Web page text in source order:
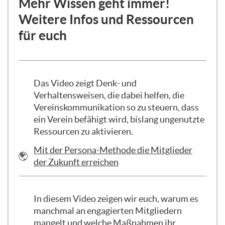
auf die sechs Typen auffällt, ist, dass
keiner dieser Typen eine Mehrheit in
unserer Gesellschaft hat. Keiner dieser
Typen hat einen Anteil von über 50%. Das
wichtig, dass wir auch mit Menschen
zusammenarbeiten und vor allem auch
mit Menschen zusammenkommen, die
anders sind als wir, die einen etwas
anderen Blick auf die Dinge haben und die
einer bestimmten anderen Perspektive
betrachten.
diese sechs gesellschaftlichen Typen
oder Segmente, wie man sie auch in der
Mehr Wissen geht immer!
Weitere Infos und Ressourcen
für euch
URL
Mit der Persona-Methode die Mitglieder
der Zukunft erreichen
Das Video zeigt Denk- und
Verhaltensweisen, die dabei helfen, die
Vereinskommunikation so zu steuern, dass
ein Verein befähigt wird, bislang ungenutzte
Ressourcen zu aktivieren.
In diesem Video zeigen wir euch, warum es
manchmal an engagierten Mitgliedern
mangelt und welche Maßnahmen ihr